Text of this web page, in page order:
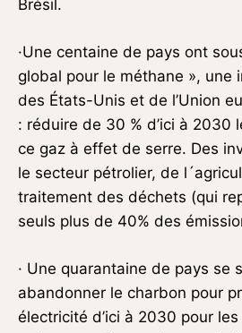
Brésil.
·Une centaine de pays ont
global pour le méthane », une
des États-Unis et de l’Union
: réduire de 30 % d’ici à 2030
ce gaz à effet de serre. Des
le secteur pétrolier, de
traitement des déchets (qui
seuls plus de 40% des
· Une quarantaine de pays se
abandonner le charbon pour
électricité d’ici à 2030 pour